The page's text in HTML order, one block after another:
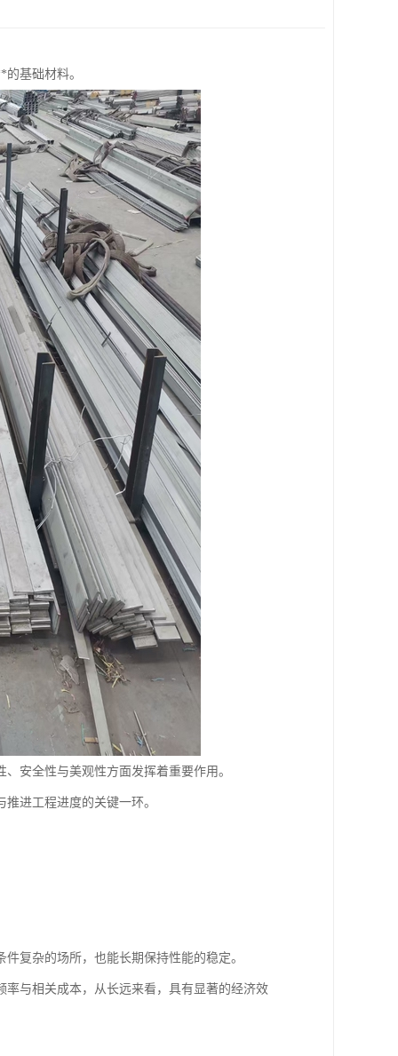
基础材料。
安全性与美观性方面发挥着重要作用。
进工程进度的关键一环。
复杂的场所，也能长期保持性能的稳定。
与相关成本，从长远来看，具有显著的经济效